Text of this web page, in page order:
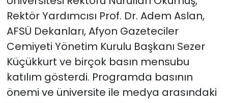
Rektör Yardımcısı Prof. Dr. Adem Aslan,
AFSÜ Dekanları, Afyon Gazeteciler
Cemiyeti Yönetim Kurulu Başkanı Sezer
Küçükkurt ve birçok basın mensubu
katılım gösterdi. Programda basının
önemi ve üniversite ile medya arasındaki